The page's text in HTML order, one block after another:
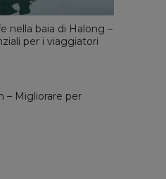
nella baia di Halong –
per i viaggiatori
– Migliorare per